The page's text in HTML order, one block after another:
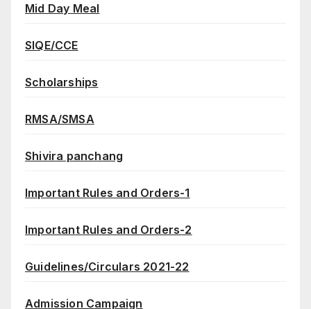
Mid Day Meal
SIQE/CCE
Scholarships
RMSA/SMSA
Shivira panchang
Important Rules and Orders-1
Important Rules and Orders-2
Guidelines/Circulars 2021-22
Admission Campaign